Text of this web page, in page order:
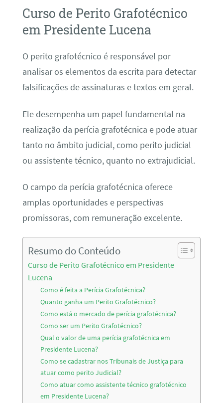
Curso de Perito Grafotécnico
em Presidente Lucena
O perito grafotécnico é responsável por
analisar os elementos da escrita para detectar
falsificações de assinaturas e textos em geral.
Ele desempenha um papel fundamental na
realização da perícia grafotécnica e pode atuar
tanto no âmbito judicial, como perito judicial
ou assistente técnico, quanto no extrajudicial.
O campo da perícia grafotécnica oferece
amplas oportunidades e perspectivas
promissoras, com remuneração excelente.
Resumo do Conteúdo
Curso de Perito Grafotécnico em Presidente
Lucena
Como é feita a Perícia Grafotécnica?
Quanto ganha um Perito Grafotécnico?
Como está o mercado de perícia grafotécnica?
Como ser um Perito Grafotécnico?
Qual o valor de uma perícia grafotécnica em
Presidente Lucena?
Como se cadastrar nos Tribunais de Justiça para
atuar como perito Judicial?
Como atuar como assistente técnico grafotécnico
em Presidente Lucena?